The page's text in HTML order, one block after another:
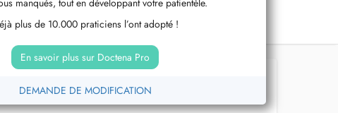
manqués, tout en développant votre patientèle.
plus de 10.000 praticiens l’ont adopté !
En savoir plus sur Doctena Pro
DEMANDE DE MODIFICATION